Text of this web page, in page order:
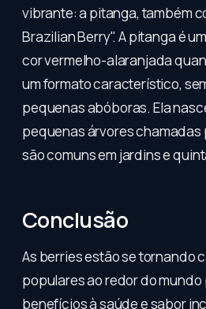
vibrante: a pitanga, também
Brazilian Berry". A pitanga é
cor vermelho-alaranjada
um formato característico,
pequenas abóboras. Ela
pequenas árvores chamadas
são comuns em jardins e
Conclusão
As berries estão se tornando
populares ao redor do mundo
benefícios à saúde e sabor